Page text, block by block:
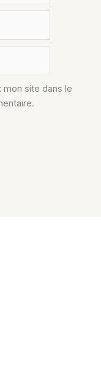
mon site dans le